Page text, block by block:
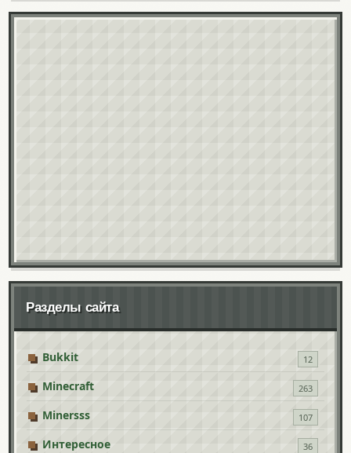
Разделы сайта
Bukkit 12
Minecraft 263
Minersss 107
Интересное 36